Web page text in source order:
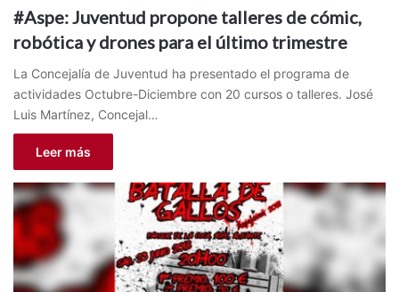
#Aspe: Juventud propone talleres de cómic,
robótica y drones para el último trimestre
La Concejalía de Juventud ha presentado el programa de
actividades Octubre-Diciembre con 20 cursos o talleres. José
Luis Martínez, Concejal…
Leer más